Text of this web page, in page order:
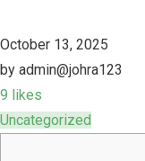
October 13, 2025
by admin@johra123
9 likes
Uncategorized